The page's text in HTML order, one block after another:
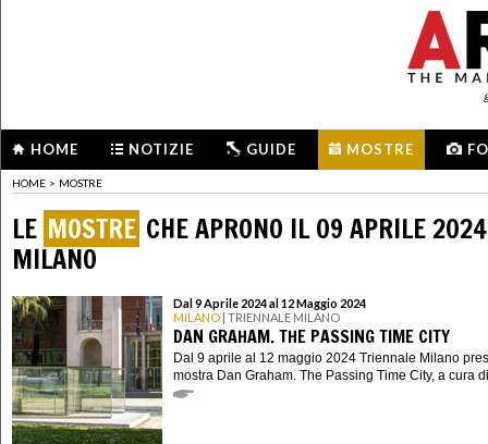
HOME NOTIZIE GUIDE MOSTRE
HOME > MOSTRE
LE MOSTRE CHE APRONO IL 09 APRILE
MILANO
Dal 9 Aprile 2024 al 12 Maggio 2024
MILANO | TRIENNALE MILANO
DAN GRAHAM. THE PASSING TIME CITY
Dal 9 aprile al 12 maggio 2024 Triennale Milano
mostra Dan Graham. The Passing Time City, a cura